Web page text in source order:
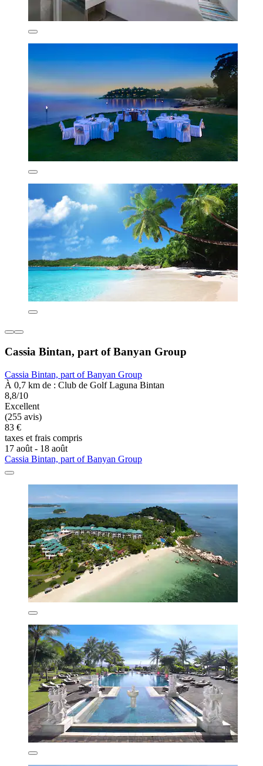
Cassia Bintan, part of Banyan Group
Cassia Bintan, part of Banyan Group
À 0,7 km de : Club de Golf Laguna Bintan
8,8/10
Excellent
(255 avis)
83 €
taxes et frais compris
17 août - 18 août
Cassia Bintan, part of Banyan Group